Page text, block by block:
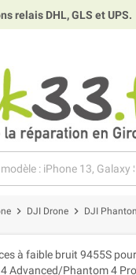
GLS et UPS.
chevron_right DJI Drone chevron_right DJI